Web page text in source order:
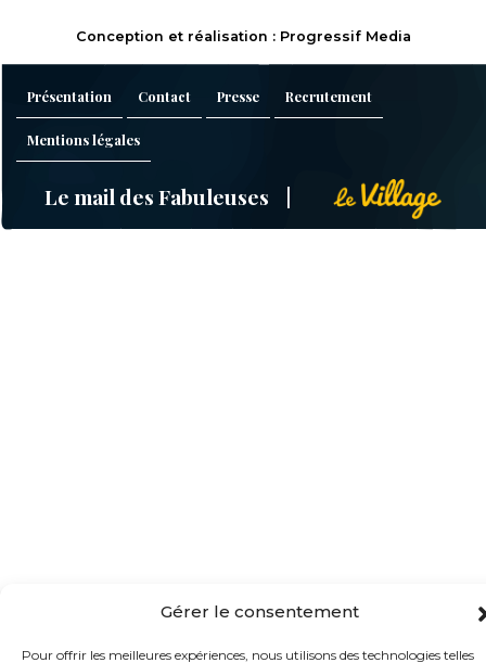
Gérer le consentement
Pour offrir les meilleures expériences, nous utilisons des technologies telles
Conception et réalisation : Progressif Media
Présentation Contact Presse Recrutement
Mentions légales
Le mail des Fabuleuses